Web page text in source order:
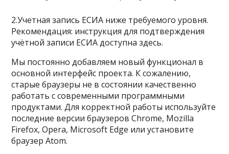
2.Учетная запись ЕСИА ниже требуемого уровня.
Рекомендация: инструкция для подтверждения
учётной записи ЕСИА доступна здесь.
Мы постоянно добавляем новый функционал в
основной интерфейс проекта. К сожалению,
старые браузеры не в состоянии качественно
работать с современными программными
продуктами. Для корректной работы используйте
последние версии браузеров Chrome, Mozilla
Firefox, Opera, Microsoft Edge или установите
браузер Atom.